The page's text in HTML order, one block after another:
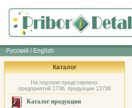
Русский / English
Каталог
На портале представлено:
предприятий 1738, продукции 13738
Каталог продукции